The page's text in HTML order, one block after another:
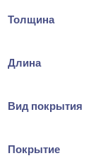
Толщина
Длина
Вид покрытия
Покрытие